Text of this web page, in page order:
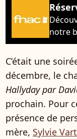
notre
C’était une
décembre, le
Hallyday par
prochain. Pour
présence de
mère, Sylvie